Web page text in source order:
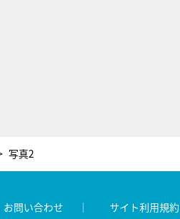
写真2
お問い合わせ サイト利用規約